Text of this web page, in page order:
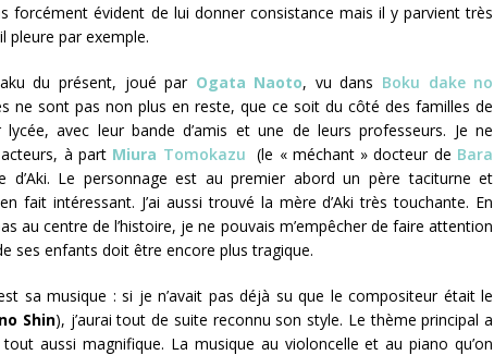
forcément évident de lui donner consistance mais il y parvient très
pleure par exemple.
du présent, joué par Ogata Naoto, vu dans Boku dake no
ne sont pas non plus en reste, que ce soit du côté des familles de
avec leur bande d’amis et une de leurs professeurs. Je ne
à part Miura Tomokazu (le « méchant » docteur de Bara
d’Aki. Le personnage est au premier abord un père taciturne et
fait intéressant. J’ai aussi trouvé la mère d’Aki très touchante. En
au centre de l’histoire, je ne pouvais m’empêcher de faire attention
ses enfants doit être encore plus tragique.
sa musique : si je n’avait pas déjà su que le compositeur était le
Shin), j’aurai tout de suite reconnu son style. Le thème principal a
aussi magnifique. La musique au violoncelle et au piano qu’on